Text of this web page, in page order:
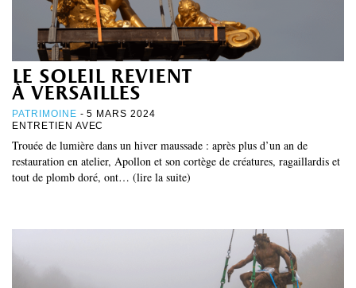
le soleil revient
à versailles
PATRIMOINE - 5 MARS 2024
ENTRETIEN AVEC
Trouée de lumière dans un hiver maussade : après plus d’un an de
restauration en atelier, Apollon et son cortège de créatures, ragaillardis et
tout de plomb doré, ont… (lire la suite)